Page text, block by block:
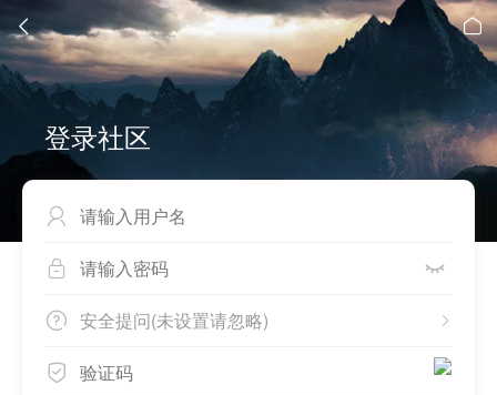
 
登录社区

 
 
安全提问(未设置请忽略)
